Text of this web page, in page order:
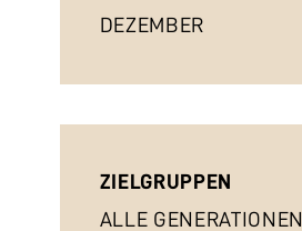
DEZEMBER
ZIELGRUPPEN
ALLE GENERATIONEN